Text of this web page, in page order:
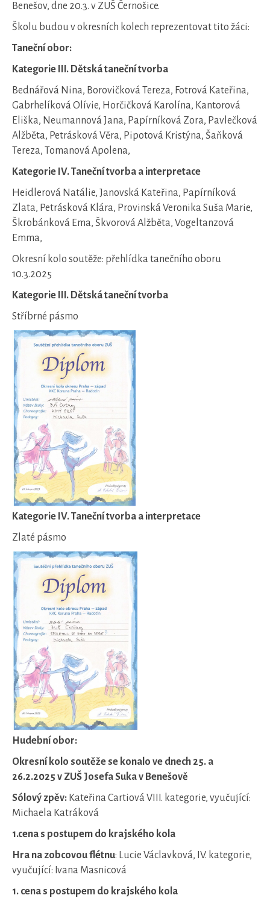
Benešov, dne 20.3. v ZUŠ Černošice.
Školu budou v okresních kolech reprezentovat tito žáci:
Taneční obor:
Kategorie III. Dětská taneční tvorba
Bednářová Nina, Borovičková Tereza, Fotrová Kateřina,
Gabrhelíková Olívie, Horčičková Karolína, Kantorová
Eliška, Neumannová Jana, Papírníková Zora, Pavlečková
Alžběta, Petrásková Věra, Pipotová Kristýna, Šaňková
Tereza, Tomanová Apolena,
Kategorie IV. Taneční tvorba a interpretace
Heidlerová Natálie, Janovská Kateřina, Papírníková
Zlata, Petrásková Klára, Provinská Veronika Suša Marie,
Škrobánková Ema, Škvorová Alžběta, Vogeltanzová
Emma,
Okresní kolo soutěže: přehlídka tanečního oboru
10.3.2025
Kategorie III. Dětská taneční tvorba
Stříbrné pásmo
Kategorie IV. Taneční tvorba a interpretace
Zlaté pásmo
Hudební obor:
Okresní kolo soutěže se konalo ve dnech 25. a
26.2.2025 v ZUŠ Josefa Suka v Benešově
Sólový zpěv: Kateřina Cartiová VIII. kategorie, vyučující:
Michaela Katráková
1.cena s postupem do krajského kola
Hra na zobcovou flétnu: Lucie Václavková, IV. kategorie,
vyučující: Ivana Masnicová
1. cena s postupem do krajského kola